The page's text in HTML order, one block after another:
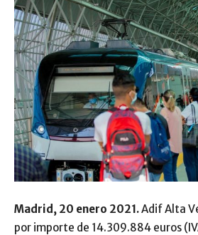
Madrid, 20 enero 2021.Adif Alta
por importe de 14.309.884 euros